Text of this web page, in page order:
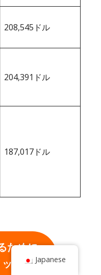
208,545ドル
204,391ドル
187,017ドル
ために
ク
Japanese